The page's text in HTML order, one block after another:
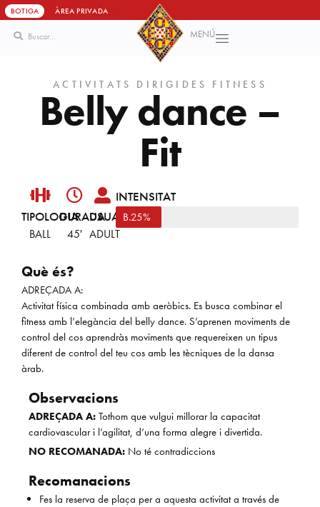
Vés
BOTIGA ÀREA PRIVADA
MENÚ
ACTIVITATS DIRIGIDES FITNESS
Bellydance –
Fit
TIPOLOGIA
BALL
DURADA
45'
USUARI
ADULT
INTENSITAT
Baixa
25%
Què és?
ADREÇADA A:
Activitat física combinada amb aeròbics. Es busca combinar ​el
fitness amb l’elegància del belly dance. S’aprenen ​moviments de
control del cos aprendràs moviments que ​requereixen un tipus
diferent de control del teu cos amb les ​tècniques de la dansa
àrab.
Observacions
ADREÇADA A: Tothom que vulgui millorar la capacitat ​
cardiovascular i l’agilitat, d’una forma alegre i divertida.
NO RECOMANADA: No té contradiccions
Recomanacions
Fes la reserva de plaça per a aquesta activitat a ​través de